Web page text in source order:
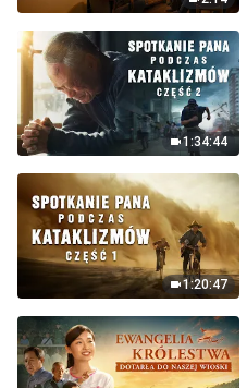
1:34:44
1:20:47